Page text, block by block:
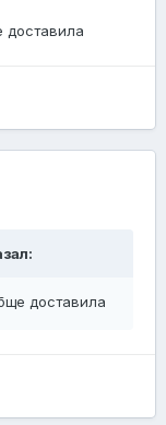
доставила
доставила